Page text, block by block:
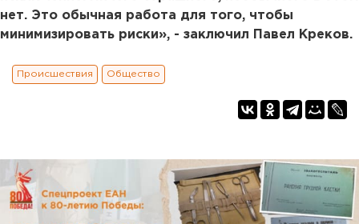
нет. Это обычная работа для того, чтобы
минимизировать риски», - заключил Павел Креков.
Происшествия Общество